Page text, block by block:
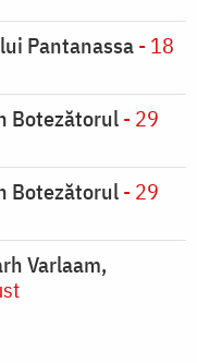
Pantanassa- 18
Botezătorul- 29
Botezătorul- 29
Varlaam,